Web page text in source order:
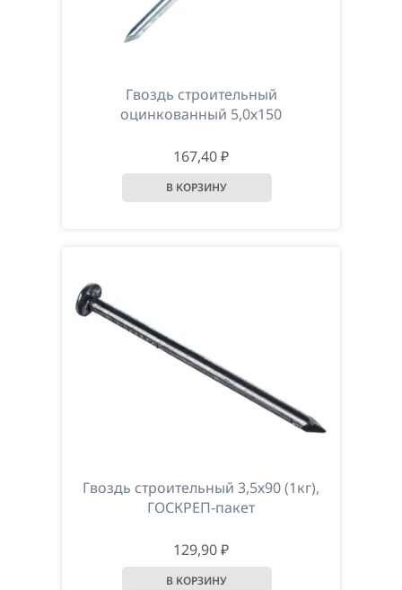
Гвоздь строительный
оцинкованный 5,0х150
167,40 ₽
Гвоздь строительный 3,5х90 (1кг),
ГОСКРЕП-пакет
129,90 ₽